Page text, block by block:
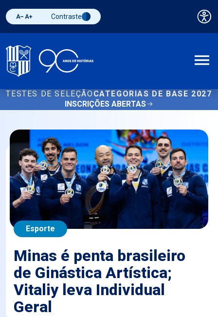
Diminuir fonte
Aumentar fonteAlternar contraste
Contraste
TESTES DE SELEÇÃO CATEGORIAS DE BASE 2027
INSCRIÇÕES ABERTAS
Esporte
Minas é penta brasileiro
de Ginástica Artística;
Vitaliy leva Individual
Geral